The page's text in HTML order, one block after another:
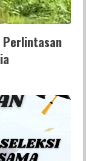
Perlintasan